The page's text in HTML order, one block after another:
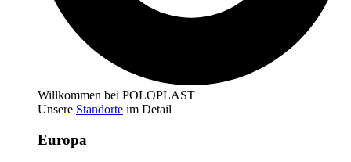
Willkommen bei POLOPLAST
Unsere Standorte im Detail
Europa